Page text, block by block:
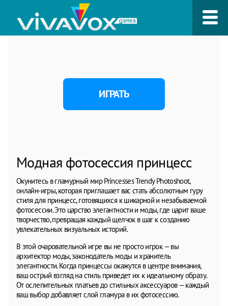
ИГРАТЬ
Модная фотосессия принцесс
Окунитесь в гламурный мир Princesses Trendy Photoshoot,
онлайн-игры, которая приглашает вас стать абсолютным гуру
стиля для принцесс, готовящихся к шикарной и незабываемой
фотосессии. Это царство элегантности и моды, где царит ваше
творчество, превращая каждый щелчок в шаг к созданию
увлекательных визуальных историй.
В этой очаровательной игре вы не просто игрок — вы
архитектор моды, законодатель моды и хранитель
элегантности. Когда принцессы окажутся в центре внимания,
ваш острый взгляд на стиль приведет их к идеальному образу.
От ослепительных платьев до стильных аксессуаров — каждый
ваш выбор добавляет слой гламура в их фотосессию.